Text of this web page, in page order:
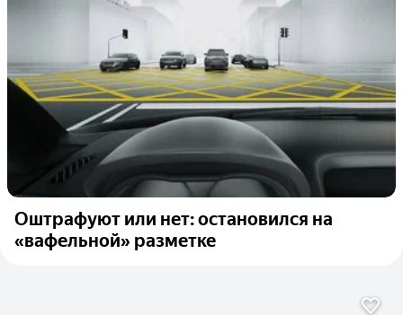
Оштрафуют или нет: остановился на
«вафельной» разметке